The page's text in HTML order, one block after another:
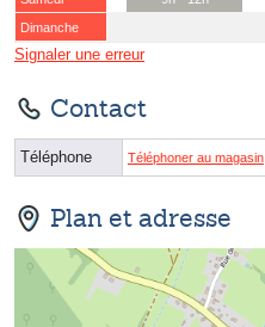
Dimanche
Signaler une erreur
Contact
Téléphone Téléphoner au magasin
Plan et adresse